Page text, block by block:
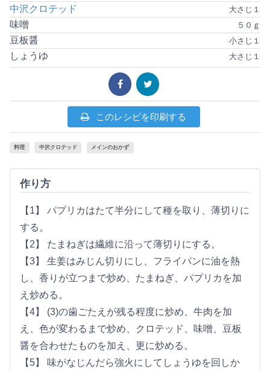
大さじ１
中沢クロテッド
５０ｇ
味噌
小さじ１
豆板醤
大さじ１
しょうゆ
このレシピを印刷する
料理 中沢クロテッド メインのおかず
作り方
【1】 パプリカはたて半分にして種を取り、薄切りに
する。
【2】 たまねぎは繊維に沿って薄切りにする。
【3】 生姜はみじん切りにし、フライパンに油を熱
し、香りが立つまで炒め、たまねぎ、パプリカを加
え炒める。
【4】 (3)の歯ごたえが残る程度に炒め、牛肉を加
え、色が変わるまで炒め、クロテッド、味噌、豆板
醤を合わせたものを加え、更に炒める。
【5】 味がなじんだら強火にしてしょうゆを回しか